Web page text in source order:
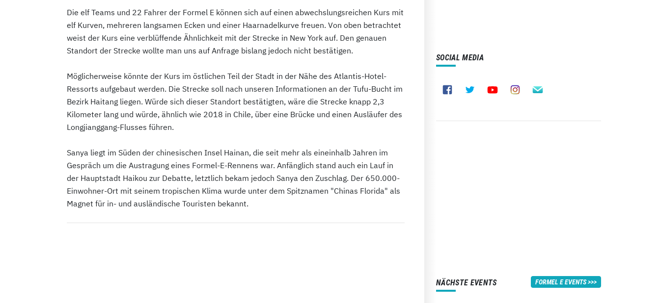
Die elf Teams und 22 Fahrer der Formel E können sich auf einen abwechslungsreichen Kurs mit
elf Kurven, mehreren langsamen Ecken und einer Haarnadelkurve freuen. Von oben betrachtet
weist der Kurs eine verblüffende Ähnlichkeit mit der Strecke in New York auf. Den genauen
Standort der Strecke wollte man uns auf Anfrage bislang jedoch nicht bestätigen.
Möglicherweise könnte der Kurs im östlichen Teil der Stadt in der Nähe des Atlantis-Hotel-
Ressorts aufgebaut werden. Die Strecke soll nach unseren Informationen an der Tufu-Bucht im
Bezirk Haitang liegen. Würde sich dieser Standort bestätigten, wäre die Strecke knapp 2,3
Kilometer lang und würde, ähnlich wie 2018 in Chile, über eine Brücke und einen Ausläufer des
Longjianggang-Flusses führen.
Sanya liegt im Süden der chinesischen Insel Hainan, die seit mehr als eineinhalb Jahren im
Gespräch um die Austragung eines Formel-E-Rennens war. Anfänglich stand auch ein Lauf in
der Hauptstadt Haikou zur Debatte, letztlich bekam jedoch Sanya den Zuschlag. Der 650.000-
Einwohner-Ort mit seinem tropischen Klima wurde unter dem Spitznamen "Chinas Florida" als
Magnet für in- und ausländische Touristen bekannt.
SOCIAL MEDIA
NÄCHSTE EVENTS FORMEL E EVENTS